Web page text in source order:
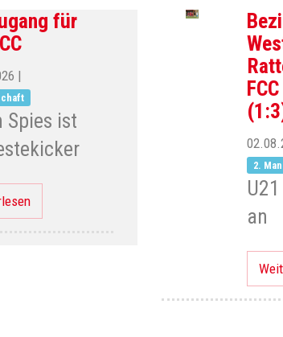
für
|
Spies ist
2.
an